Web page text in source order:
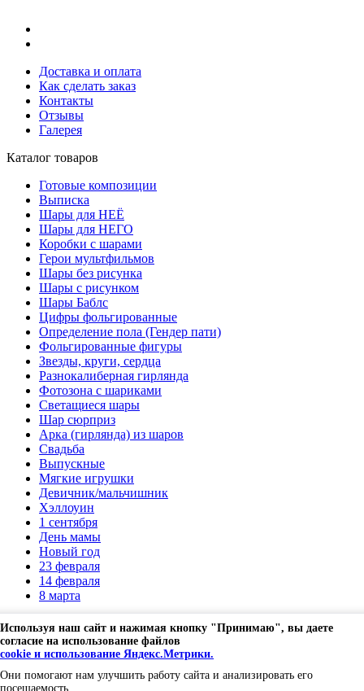
Доставка и оплата
Как сделать заказ
Контакты
Отзывы
Галерея
Каталог товаров
Готовые композиции
Выписка
Шары для НЕЁ
Шары для НЕГО
Коробки с шарами
Герои мультфильмов
Шары без рисунка
Шары с рисунком
Шары Баблс
Цифры фольгированные
Определение пола (Гендер пати)
Фольгированные фигуры
Звезды, круги, сердца
Разнокалиберная гирлянда
Фотозона с шариками
Светащиеся шары
Шар сюрприз
Арка (гирлянда) из шаров
Свадьба
Выпускные
Мягкие игрушки
Девичник/мальчишник
Хэллоуин
1 сентября
День мамы
Новый год
23 февраля
14 февраля
8 марта
Владимир, ул Мира 15B
Заказать шары по телефону
+7 929 028 98 44 +7 904 597 30 19
обратный звонок
Используя наш сайт и нажимая кнопку "Принимаю", вы даете
согласие на использование файлов
cookie и использование Яндекс.Метрики.
Они помогают нам улучшить работу сайта и анализировать его
посещаемость.